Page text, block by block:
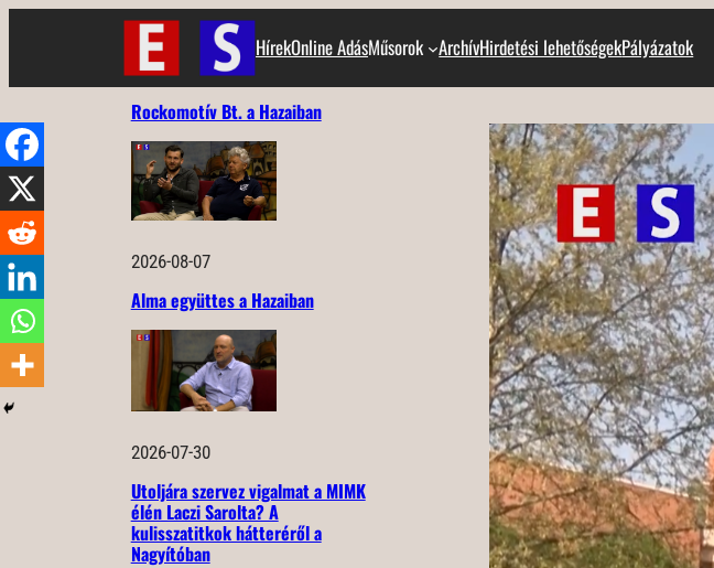
HírekOnline AdásMűsorok ArchívHirdetési lehetőségekPályázatok
Rockomotív Bt. a Hazaiban
2026-08-07
Alma együttes a Hazaiban
2026-07-30
Utoljára szervez vigalmat a MIMK
élén Laczi Sarolta? A
kulisszatitkok hátteréről a
Nagyítóban